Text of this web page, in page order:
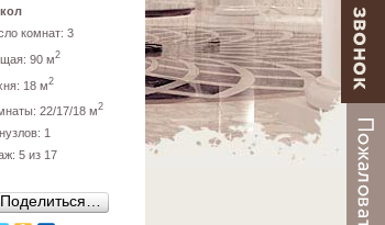
комнат: 3
90 м2
18 м2
22/17/18 м2
1
5 из 17
Поделиться…